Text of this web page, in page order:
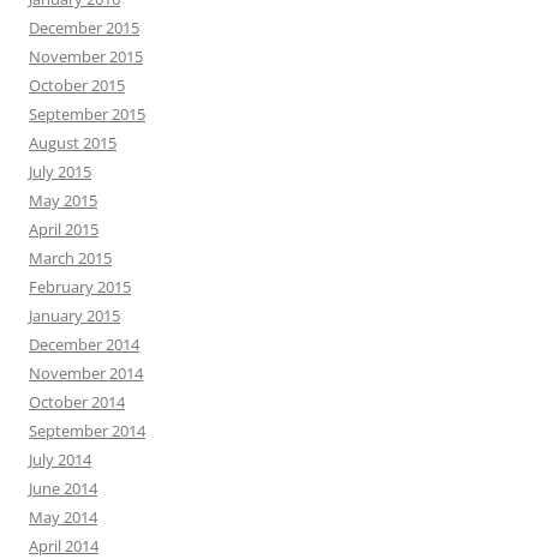
December 2015
November 2015
October 2015
September 2015
August 2015
July 2015
May 2015
April 2015
March 2015
February 2015
January 2015
December 2014
November 2014
October 2014
September 2014
July 2014
June 2014
May 2014
April 2014